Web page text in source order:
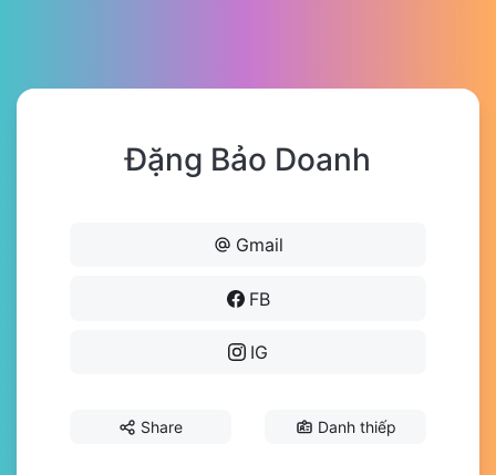
Đặng Bảo Doanh
Gmail
FB
IG
Share Danh thiếp